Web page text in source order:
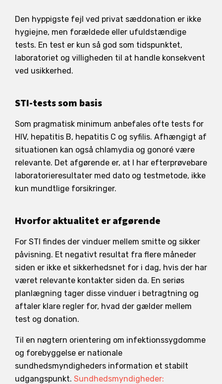
Den hyppigste fejl ved privat sæddonation er ikke
hygiejne, men forældede eller ufuldstændige
tests. En test er kun så god som tidspunktet,
laboratoriet og villigheden til at handle konsekvent
ved usikkerhed.
STI-tests som basis
Som pragmatisk minimum anbefales ofte tests for
HIV, hepatitis B, hepatitis C og syfilis. Afhængigt af
situationen kan også chlamydia og gonoré være
relevante. Det afgørende er, at I har efterprøvebare
laboratorieresultater med dato og testmetode, ikke
kun mundtlige forsikringer.
Hvorfor aktualitet er afgørende
For STI findes der vinduer mellem smitte og sikker
påvisning. Et negativt resultat fra flere måneder
siden er ikke et sikkerhedsnet for i dag, hvis der har
været relevante kontakter siden da. En seriøs
planlægning tager disse vinduer i betragtning og
aftaler klare regler for, hvad der gælder mellem
test og donation.
Til en nøgtern orientering om infektionssygdomme
og forebyggelse er nationale
sundhedsmyndigheders information et stabilt
udgangspunkt. Sundhedsmyndigheder: